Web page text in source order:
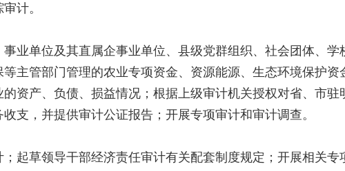
计。
单位及其直属企事业单位、县级党群组织、社会团体、学
主管部门管理的农业专项资金、资源能源、生态环境保护
资产、负债、损益情况；根据上级审计机关授权对省、市
支，并提供审计公证报告；开展专项审计和审计调查。
草领导干部经济责任审计有关配套制度规定；开展相关专